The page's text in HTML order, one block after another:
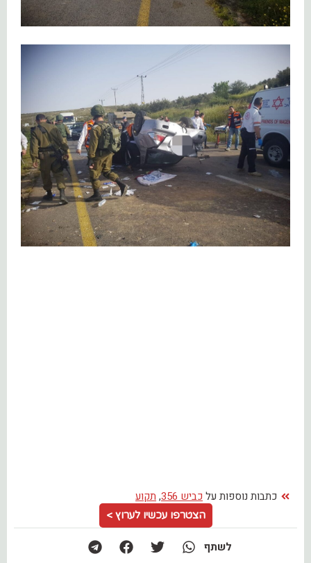
כתבות נוספות על כביש 356 , תקוע
הצטרפו עכשיו לערוץ >
לשתף